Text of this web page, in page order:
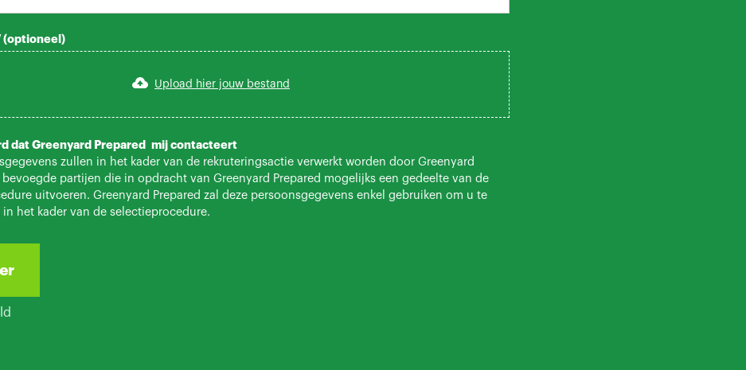
(optioneel)
Upload hier jouw bestand
dat Greenyard Prepared mij contacteert
zullen in het kader van de rekruteringsactie verwerkt worden door Greenyard
bevoegde partijen die in opdracht van Greenyard Prepared mogelijks een gedeelte van de
uitvoeren. Greenyard Prepared zal deze persoonsgegevens enkel gebruiken om u te
het kader van de selectieprocedure.